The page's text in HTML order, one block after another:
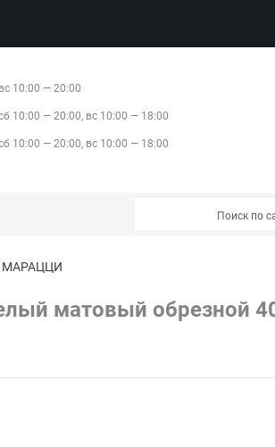
10:00 — 20:00
10:00 — 20:00, вс 10:00 — 18:00
10:00 — 20:00, вс 10:00 — 18:00
МАРАЦЦИ
матовый обрезной